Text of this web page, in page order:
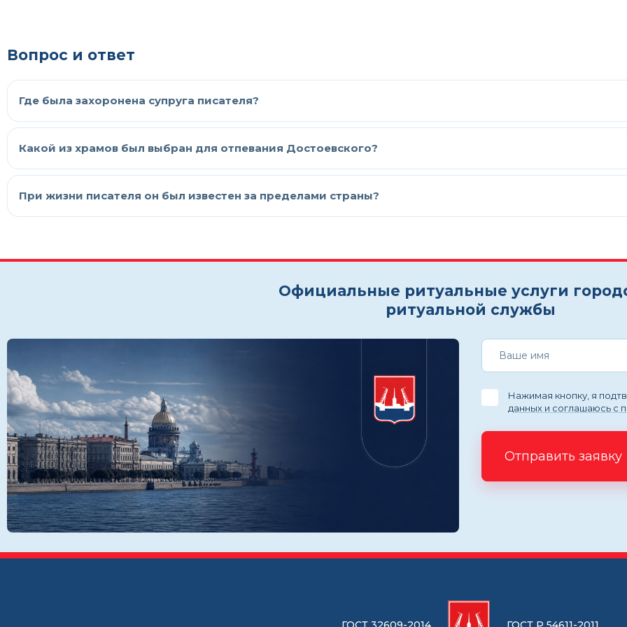
Вопрос и ответ
Где была захоронена супруга писателя?
Какой из храмов был выбран для отпевания Достоевского?
При жизни писателя он был известен за пределами страны?
Официальные ритуальные услуги
ритуальной службы
Нажимая кнопку, я
данных и соглашаюсь с
Отправить заявку